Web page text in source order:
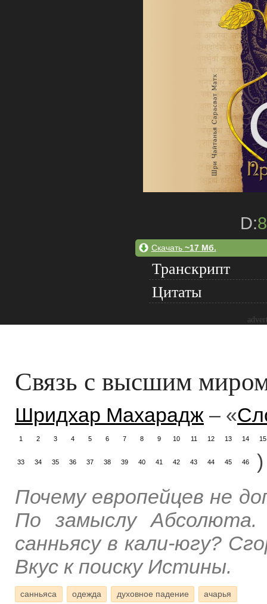
D:
Скачать ~17 Мб.
Транскрипт
Цитаты
Связь с высшим
Шридхар Махарадж – «
1 2 3 4 5 6 7 8 9 10 11 12 13 14 15
33 34 35 36 37 38 39 40 41 42 43 44 45 46
)
Почему европейцев не
По замыслу
санньясу в кали-югу?
Вкус к поиску Истины.
санньяса одежда духовное падение ачарья